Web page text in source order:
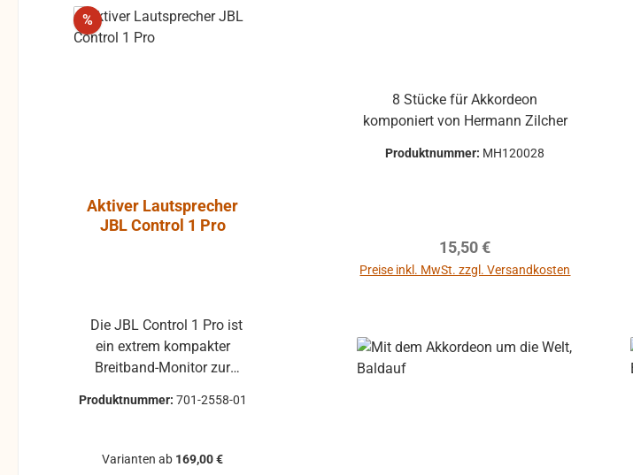
%Rabatt
Aktiver Lautsprecher
JBL Control 1 Pro
ein extrem kompakter
Breitband-Monitor zur
Video Postproduction bis
Produktnummer: 701-2558-01
Varianten ab 169,00 €
ohne Gummi - gebraucht
für die Luftklappe -
gebraucht ohne
8 Stücke für Akkordeon
komponiert von Hermann Zilcher
Produktnummer: MH120028
Regulärer Preis:
15,50 €
Preise inkl. MwSt. zzgl. Versandkosten